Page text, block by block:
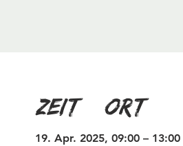
Zeit & Ort
19. Apr. 2025, 09:00 – 13:00